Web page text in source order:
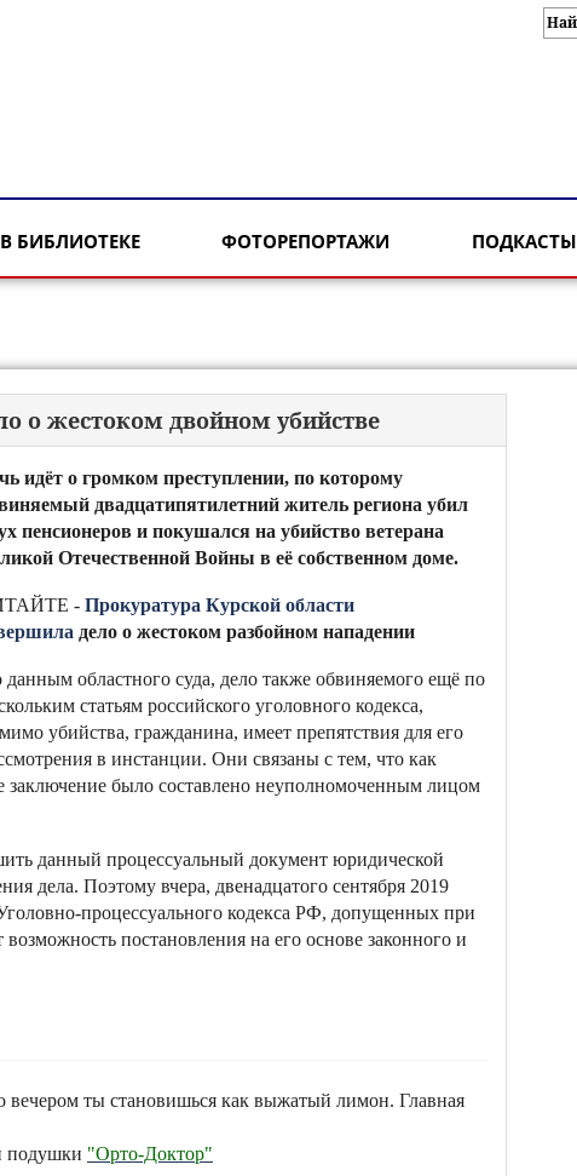
БИБЛИОТЕКЕ ФОТОРЕПОРТАЖИ ПОДКАСТЫ
о жестоком двойном убийстве
идёт о громком преступлении, по которому
двадцатипятилетний житель региона убил
пенсионеров и покушался на убийство ветерана
Отечественной Войны в её собственном доме.
- Прокуратура Курской области
дело о жестоком разбойном нападении
областного суда, дело также обвиняемого ещё по
статьям российского уголовного кодекса,
убийства, гражданина, имеет препятствия для его
в инстанции. Они связаны с тем, что как
заключение было составлено неуполномоченным лицом
данный процессуальный документ юридической
дела. Поэтому вчера, двенадцатого сентября 2019
процессуального кодекса РФ, допущенных при
постановления на его основе законного и
вечером ты становишься как выжатый лимон. Главная
подушки "Орто-Доктор"